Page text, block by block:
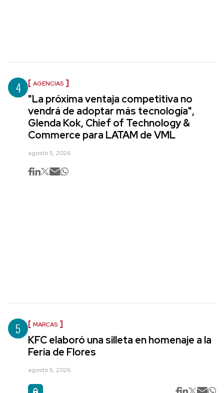
4 AGENCIAS
"La próxima ventaja competitiva no
vendrá de adoptar más tecnología",
Glenda Kok, Chief of Technology &
Commerce para LATAM de VML
agosto 5, 2026
5 MARCAS
KFC elaboró una silleta en homenaje a la
Feria de Flores
agosto 5, 2026